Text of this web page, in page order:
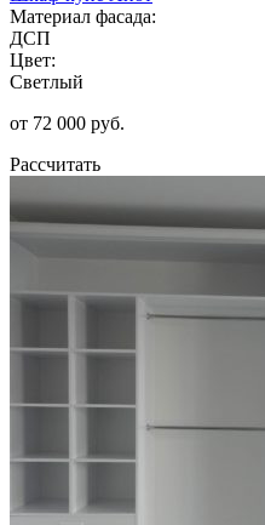
Материал фасада:
ДСП
Цвет:
Светлый
от 72 000 руб.
Рассчитать